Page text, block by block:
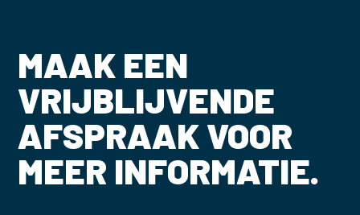
MAAK EEN
VRIJBLIJVENDE
AFSPRAAK VOOR
MEER INFORMATIE.